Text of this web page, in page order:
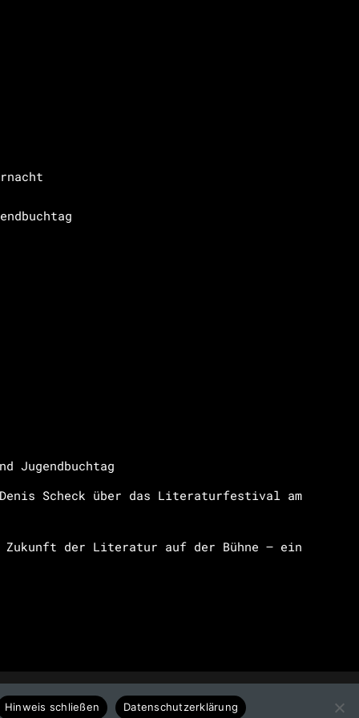
Jugendbuchtag
Scheck über das Literaturfestival am
der Literatur auf der Bühne – ein
Hinweis schließen Datenschutzerklärung